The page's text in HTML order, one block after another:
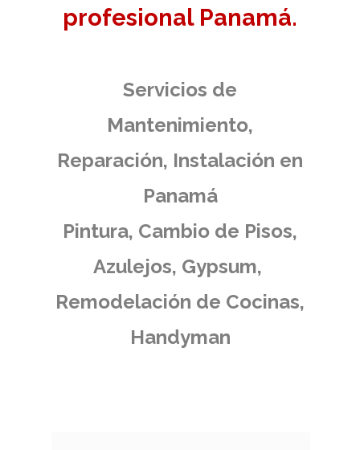
profesional Panamá.
Servicios de
Mantenimiento,
Reparación, Instalación en
Panamá
Pintura, Cambio de Pisos,
Azulejos, Gypsum,
Remodelación de Cocinas,
Handyman